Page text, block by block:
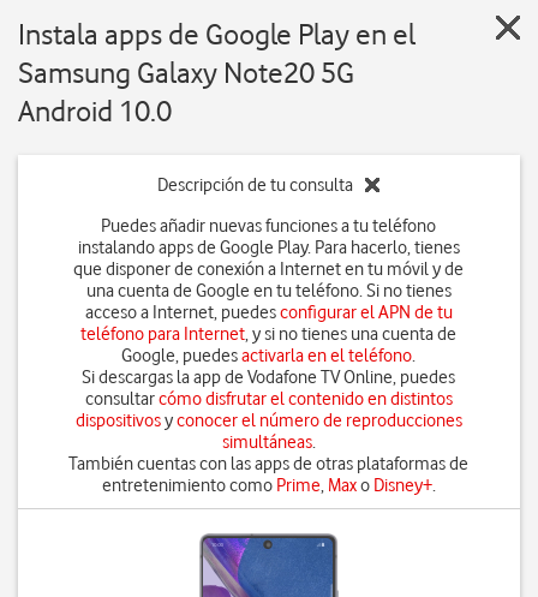
Instala apps de Google Play en el
Samsung Galaxy Note20 5G
Android 10.0
Descripción de tu consulta
Puedes añadir nuevas funciones a tu teléfono
instalando apps de Google Play. Para hacerlo, tienes
que disponer de conexión a Internet en tu móvil y de
una cuenta de Google en tu teléfono. Si no tienes
acceso a Internet, puedesconfigurar el APN de tu
teléfono para Internet, y si no tienes una cuenta de
Google, puedesactivarla en el teléfono.
Si descargas la app de Vodafone TV Online, puedes
consultarcómo disfrutar el contenido en distintos
dispositivosyconocer el número de reproducciones
simultáneas.
También cuentas con las apps de otras plataformas de
entretenimiento como Prime, Maxo Disney+.